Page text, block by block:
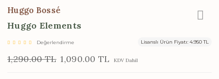
Huggo Bossé
Huggo Elements
Lisanslı Ürün Fiyatı: 4.950 TL
Değerlendirme
1,290.00 TL 1,090.00 TL KDV Dahil